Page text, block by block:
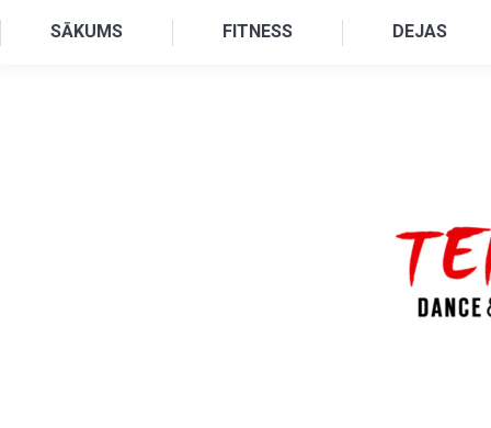
Pārlekt uz galveno saturu
SĀKUMS FITNESS DEJAS